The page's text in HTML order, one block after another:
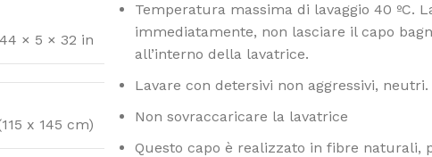
44 × 5 × 32 in
x 145 cm)
Temperatura massima di lavaggio 40 ºC.
immediatamente, non lasciare il capo
all’interno della lavatrice.
Lavare con detersivi non aggressivi, neutri.
Non sovraccaricare la lavatrice
Questo capo è realizzato in fibre naturali,